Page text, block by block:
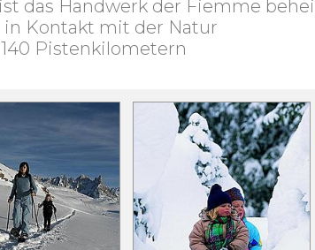
das Handwerk der Fiemme
in Kontakt mit der Natur
Pistenkilometern